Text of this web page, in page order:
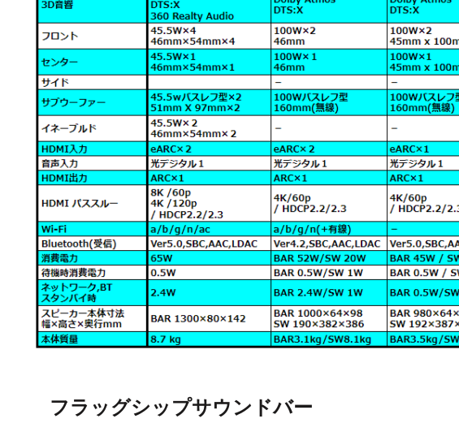
フラッグシップサウンドバー